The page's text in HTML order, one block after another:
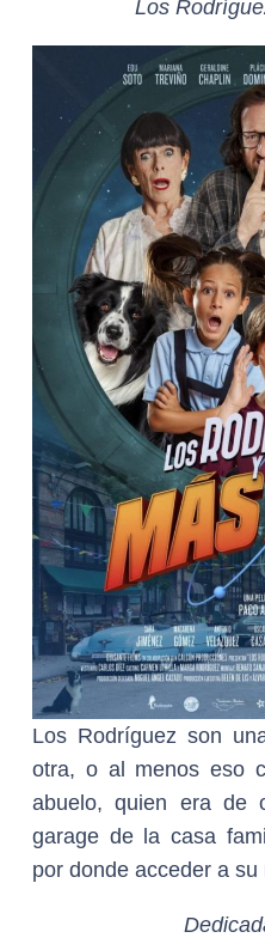
Los
Los Rodríguez son
otra, o al menos eso
abuelo, quien era de
garage de la casa
por donde acceder a